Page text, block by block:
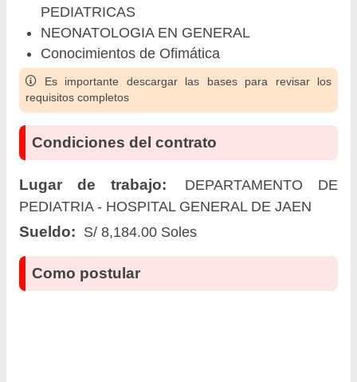
PEDIATRICAS
NEONATOLOGIA EN GENERAL
Conocimientos de Ofimática
Es importante descargar las bases para revisar los
requisitos completos
Condiciones del contrato
Lugar de trabajo:
DEPARTAMENTO DE
PEDIATRIA - HOSPITAL GENERAL DE JAEN
Sueldo: S/ 8,184.00 Soles
Como postular